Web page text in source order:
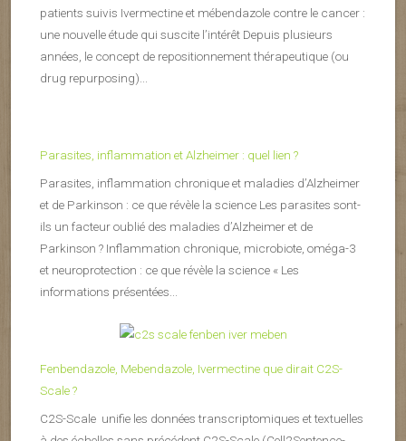
patients suivis Ivermectine et mébendazole contre le cancer :
une nouvelle étude qui suscite l’intérêt Depuis plusieurs
années, le concept de repositionnement thérapeutique (ou
drug repurposing)...
Parasites, inflammation et Alzheimer : quel lien ?
Parasites, inflammation chronique et maladies d’Alzheimer
et de Parkinson : ce que révèle la science Les parasites sont-
ils un facteur oublié des maladies d’Alzheimer et de
Parkinson ? Inflammation chronique, microbiote, oméga-3
et neuroprotection : ce que révèle la science « Les
informations présentées...
Fenbendazole, Mebendazole, Ivermectine que dirait C2S-
Scale ?
C2S-Scale unifie les données transcriptomiques et textuelles